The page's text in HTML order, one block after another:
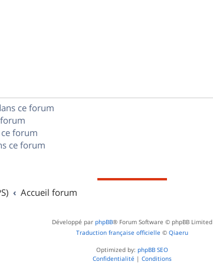
ce forum
forum
ce forum
Accueil forum
Développé par phpBB® Forum Software © phpBB Limited
Traduction française officielle © Qiaeru
Optimized by: phpBB SEO
Confidentialité | Conditions